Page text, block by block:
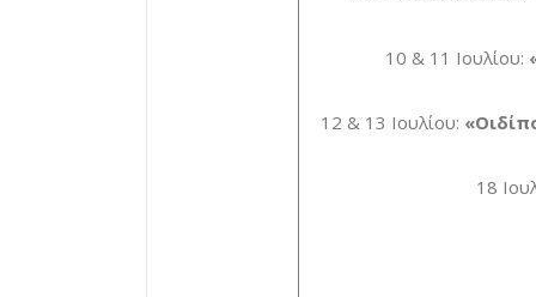
10 & 11 Ιουλίου:
12 & 13 Ιουλίου:
18